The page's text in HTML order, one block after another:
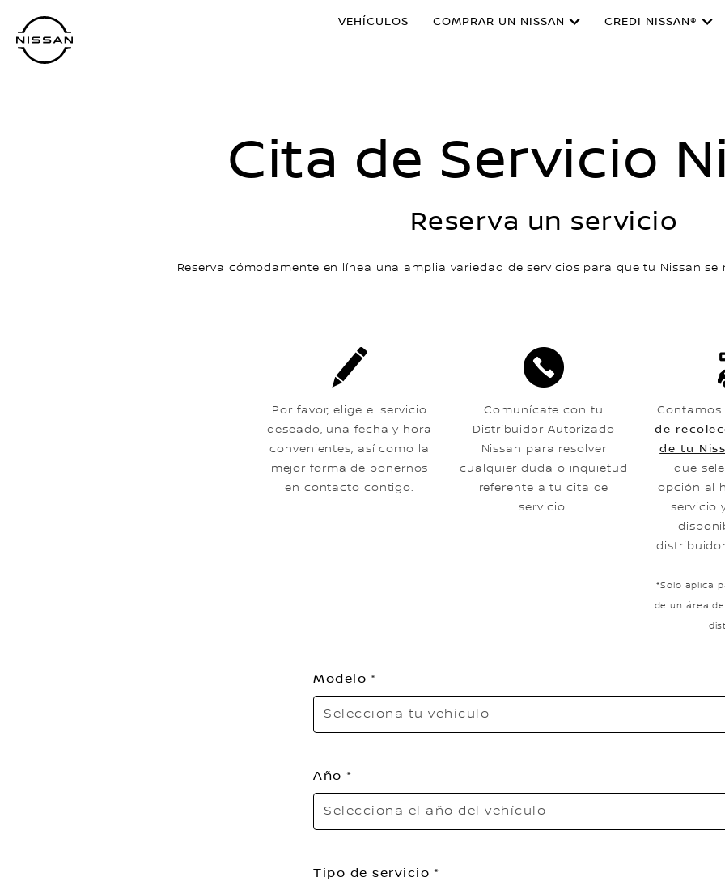
contenido
VEHÍCULOS COMPRAR UN NISSAN CREDI NISSAN®
Cita de Servicio
Reserva un servicio
Reserva cómodamente en línea una amplia variedad de servicios para que tu Nissan
Por favor, elige el servicio
deseado, una fecha y hora
convenientes, así como la
mejor forma de ponernos
en contacto contigo.
Comunícate con tu
Distribuidor Autorizado
Nissan para resolver
cualquier duda o inquietud
referente a tu cita de
servicio.
Contamos
de
de tu
que
opción al
servicio
*Solo aplica
de un área
Modelo
Selecciona tu vehículo
Año
Selecciona el año del vehículo
Tipo de servicio